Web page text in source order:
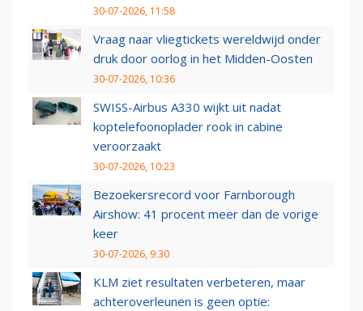
30-07-2026, 11:58
Vraag naar vliegtickets wereldwijd onder
druk door oorlog in het Midden-Oosten
30-07-2026, 10:36
SWISS-Airbus A330 wijkt uit nadat
koptelefoonoplader rook in cabine
veroorzaakt
30-07-2026, 10:23
Bezoekersrecord voor Farnborough
Airshow: 41 procent meer dan de vorige
keer
30-07-2026, 9:30
KLM ziet resultaten verbeteren, maar
achteroverleunen is geen optie: